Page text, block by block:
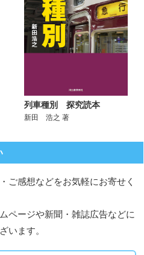
列車種別 探究読本
新田 浩之 著
ご感想などをお気軽にお寄せく
ページや新聞・雑誌広告などに
います。